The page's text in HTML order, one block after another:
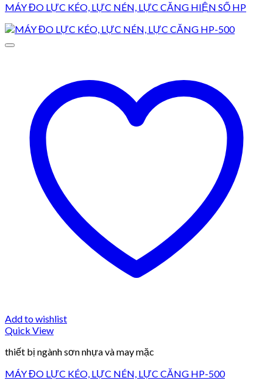
MÁY ĐO LỰC KÉO, LỰC NÉN, LỰC CĂNG HIỆN SỐ HP
Add to wishlist
Quick View
thiết bị ngành sơn nhựa và may mặc
MÁY ĐO LỰC KÉO, LỰC NÉN, LỰC CĂNG HP-500